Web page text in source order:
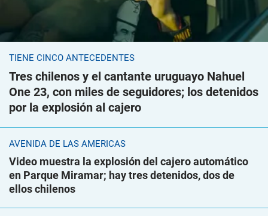
TIENE CINCO ANTECEDENTES
Tres chilenos y el cantante uruguayo Nahuel
One 23, con miles de seguidores; los detenidos
por la explosión al cajero
AVENIDA DE LAS AMÉRICAS
Video muestra la explosión del cajero automático
en Parque Miramar; hay tres detenidos, dos de
ellos chilenos